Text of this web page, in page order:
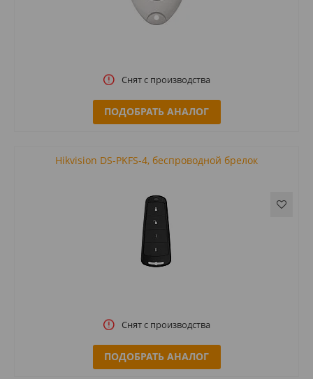
Снят с производства
ПОДОБРАТЬ АНАЛОГ
Hikvision DS-PKFS-4, беспроводной брелок
Снят с производства
ПОДОБРАТЬ АНАЛОГ